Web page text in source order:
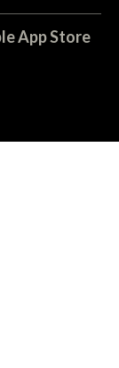
App Store